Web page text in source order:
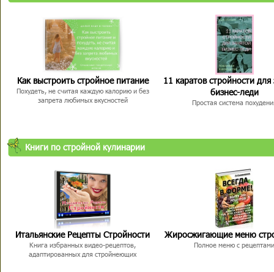
Как выстроить стройное питание
Похудеть, не считая каждую калорию и без
запрета любимых вкусностей
11 каратов стройности для
бизнес-леди
Простая система
Книги по стройной кулинарии
Итальянские Рецепты Стройности
Книга избранных видео-рецептов,
адаптированных для стройнеющих
Жиросжигающие меню
Полное меню с рецептами